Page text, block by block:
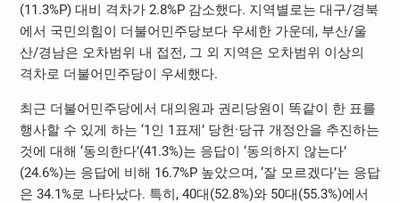
(11.3%P) 대비 격차가 2.8%P 감소했다. 지역별로는 대구/경북
에서 국민의힘이 더불어민주당보다 우세한 가운데, 부산/울
산/경남은 오차범위 내 접전, 그 외 지역은 오차범위 이상의
격차로 더불어민주당이 우세했다.
최근 더불어민주당에서 대의원과 권리당원이 똑같이 한 표를
행사할 수 있게 하는 ‘1인 1표제’ 당헌·당규 개정안을 추진하는
것에 대해 ‘동의한다’(41.3%)는 응답이 ‘동의하지 않는다’
(24.6%)는 응답에 비해 16.7%P 높았으며, ‘잘 모르겠다’는 응답
은 34.1%로 나타났다. 특히, 40대(52.8%)와 50대(55.3%)에서